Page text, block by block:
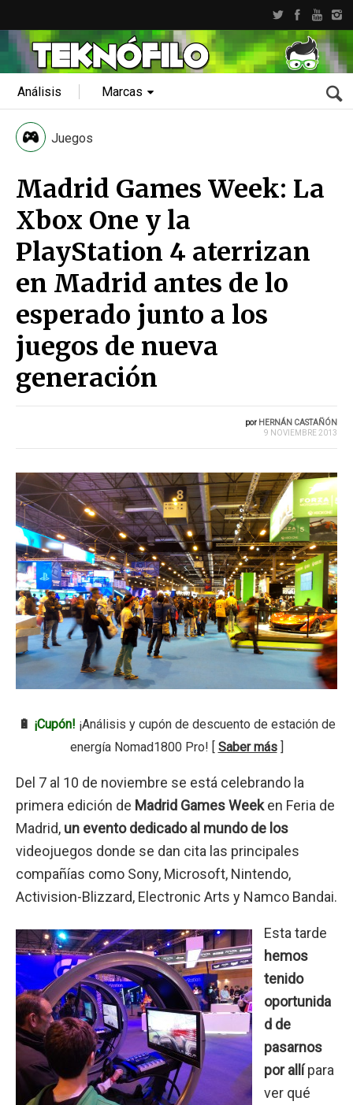
Análisis Marcas
Juegos
Madrid Games Week: La
Xbox One y la
PlayStation 4 aterrizan
en Madrid antes de lo
esperado junto a los
juegos de nueva
generación
por HERNÁN CASTAÑÓN
9 NOVIEMBRE 2013
🔋 ¡Cupón! ¡Análisis y cupón de descuento de estación de
energía Nomad1800 Pro! [ Saber más]
Del 7 al 10 de noviembre se está celebrando la
primera edición de Madrid Games Weeken Feria de
Madrid, un evento dedicado al mundo de los
videojuegos donde se dan cita las principales
compañías como Sony, Microsoft, Nintendo,
Activision-Blizzard, Electronic Arts y Namco Bandai.
Esta tarde
hemos
tenido
oportunida
d de
pasarnos
por allípara
ver qué